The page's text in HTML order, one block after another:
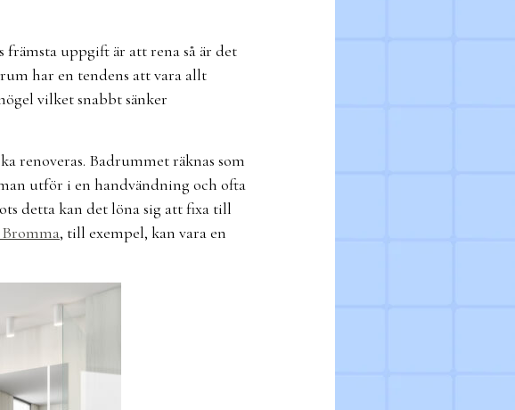
uppgift är att rena så är det
har en tendens att vara allt
vilket snabbt sänker
renoveras. Badrummet räknas som
utför i en handvändning och ofta
detta kan det löna sig att fixa till
, till exempel, kan vara en